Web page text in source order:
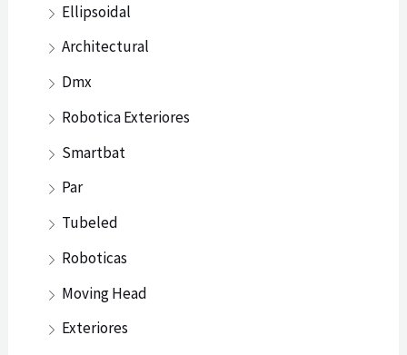
Ellipsoidal
Architectural
Dmx
Robotica Exteriores
Smartbat
Par
Tubeled
Roboticas
Moving Head
Exteriores